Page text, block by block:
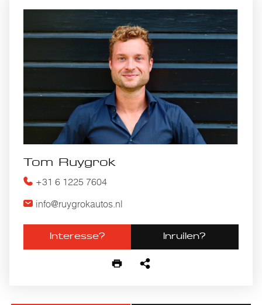
Tom Ruygrok
+31 6 1225 7604
info@ruygrokautos.nl
Interesse? Inruilen?